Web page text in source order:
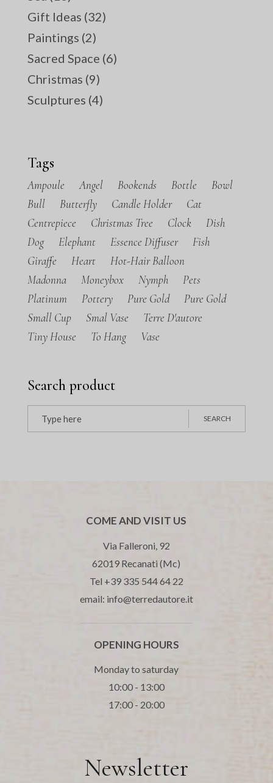
Gift Ideas (32)
Paintings (2)
Sacred Space (6)
Christmas (9)
Sculptures (4)
Tags
Ampoule Angel Bookends Bottle
Bowl
Bull
Butterfly Candle Holder
Cat
Centrepiece
Christmas Tree Clock
Dish
Dog
Elephant Essence Diffuser
Fish
Giraffe
Heart
Hot-Hair Balloon
Madonna
Moneybox Nymph
Pets
Platinum
Pottery Pure Gold
Pure Gold
Small Cup
Smal Vase
Terre D'autore
Tiny House
To Hang Vase
Search product
Search
for:
SEARCH
COME AND VISIT US
Via Falleroni, 92
62019 Recanati (Mc)
Tel +39 335 544 64 22
email: info@terredautore.it
OPENING HOURS
Monday to saturday
10:00 - 13:00
17:00 - 20:00
Newsletter